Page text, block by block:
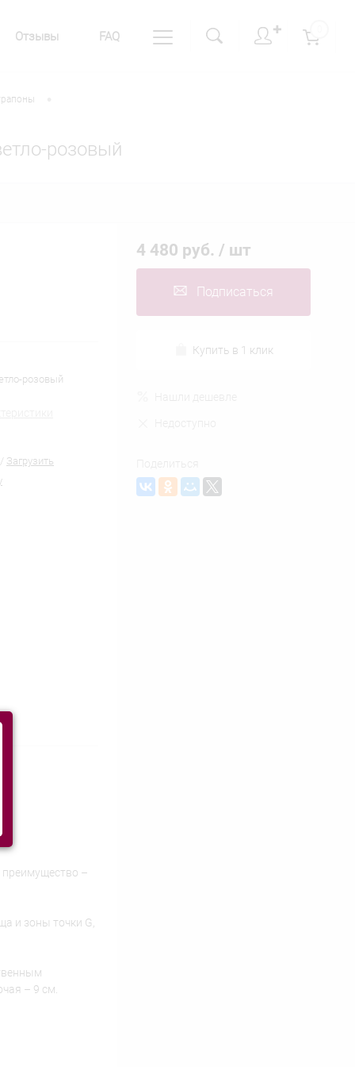
Отзывы FAQ
✚
розовый
розовый
Загрузить
преимущество –
и зоны точки G,
– 9 см.
4 480 руб. / шт
Подписаться
Купить в 1 клик